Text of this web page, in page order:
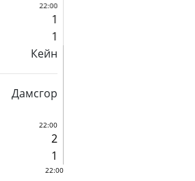
22:00
1
1
Кейн
Дамсгор
22:00
2
1
22:00